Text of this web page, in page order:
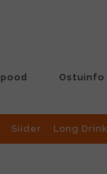
Ostuinfo
Siider Long